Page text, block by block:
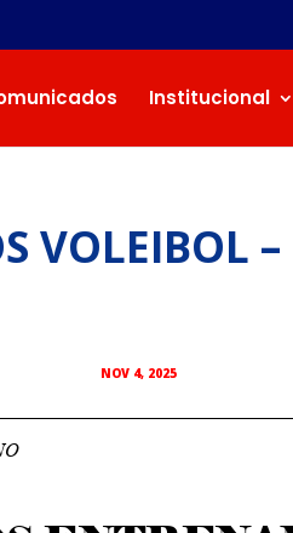
Institucional
VOLEIBOL
NOV 4, 2025